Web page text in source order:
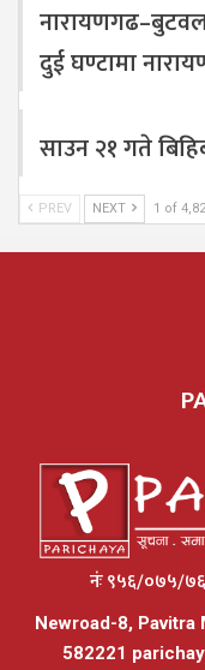
दुई घण्टामा
साउन २१ गते
PREV NEXT 1 of
नंः ९५६/०७५/
Newroad-8, Pavitra
582221